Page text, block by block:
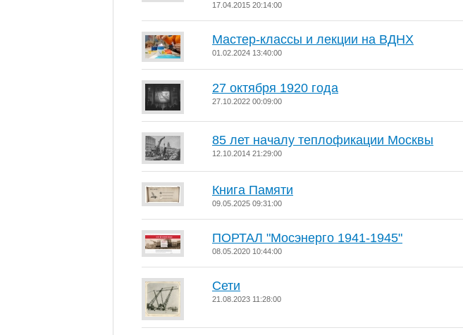
17.04.2015 20:14:00
Мастер-классы и лекции на ВДНХ
01.02.2024 13:40:00
27 октября 1920 года
27.10.2022 00:09:00
85 лет началу теплофикации Москвы
12.10.2014 21:29:00
Книга Памяти
09.05.2025 09:31:00
ПОРТАЛ "Мосэнерго 1941-1945"
08.05.2020 10:44:00
Сети
21.08.2023 11:28:00